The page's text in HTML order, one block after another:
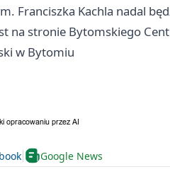
Franciszka Kachla nadal
na stronie Bytomskiego
w Bytomiu
Google News